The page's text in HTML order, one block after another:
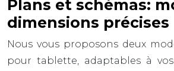
Plans et schémas:
dimensions précises
Nous vous proposons deux
pour tablette, adaptables à